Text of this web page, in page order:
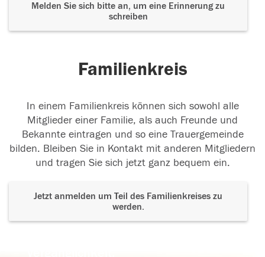
Melden Sie sich bitte an, um eine Erinnerung zu
schreiben
Familienkreis
In einem Familienkreis können sich sowohl alle
Mitglieder einer Familie, als auch Freunde und
Bekannte eintragen und so eine Trauergemeinde
bilden. Bleiben Sie in Kontakt mit anderen Mitgliedern
und tragen Sie sich jetzt ganz bequem ein.
Jetzt anmelden um Teil des Familienkreises zu
werden.